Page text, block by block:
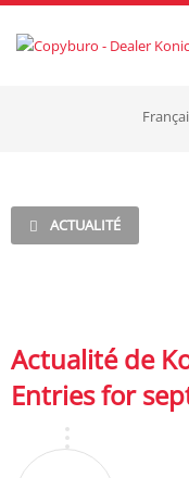
ACTUALITÉ
Actualité de
Entries for